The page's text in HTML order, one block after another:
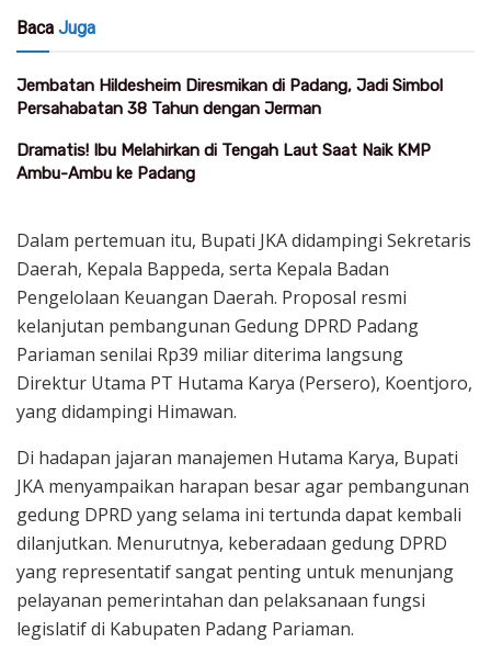
Baca Juga
Jembatan Hildesheim Diresmikan di Padang, Jadi Simbol
Persahabatan 38 Tahun dengan Jerman
Dramatis! Ibu Melahirkan di Tengah Laut Saat Naik KMP
Ambu-Ambu ke Padang
Dalam pertemuan itu, Bupati JKA didampingi Sekretaris
Daerah, Kepala Bappeda, serta Kepala Badan
Pengelolaan Keuangan Daerah. Proposal resmi
kelanjutan pembangunan Gedung DPRD Padang
Pariaman senilai Rp39 miliar diterima langsung
Direktur Utama PT Hutama Karya (Persero), Koentjoro,
yang didampingi Himawan.
Di hadapan jajaran manajemen Hutama Karya, Bupati
JKA menyampaikan harapan besar agar pembangunan
gedung DPRD yang selama ini tertunda dapat kembali
dilanjutkan. Menurutnya, keberadaan gedung DPRD
yang representatif sangat penting untuk menunjang
pelayanan pemerintahan dan pelaksanaan fungsi
legislatif di Kabupaten Padang Pariaman.